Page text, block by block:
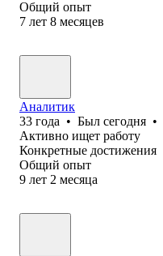
Общий опыт
7 лет 8 месяцев
Аналитик
33 года • Был сегодня •
Активно ищет работу
Конкретные достижения
Общий опыт
9 лет 2 месяца